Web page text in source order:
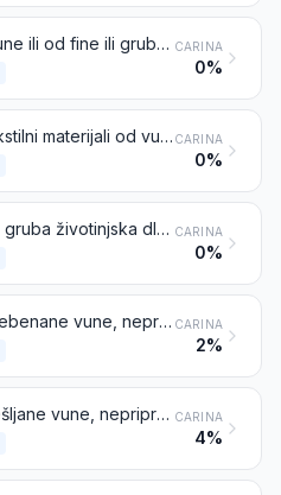
Otpaci od vune ili od fine ili grube životinjske dlake, uključujući otpadnu pređu, ali isključujući rastrgane tekstilne materijale CARINA
0%
Rastrgani tekstilni materijali od vune ili od fine ili grube životinjske dlake CARINA
0%
Vuna i fina ili gruba životinjska dlaka, grebenana ili češljana (uključujući češljanu vunu u pramenovima) CARINA
0%
Pređa od grebenane vune, nepripremljena u pakiranja za pojedinačnu prodaju CARINA
2%
Pređa od češljane vune, nepripremljena u pakiranja za pojedinačnu prodaju CARINA
4%